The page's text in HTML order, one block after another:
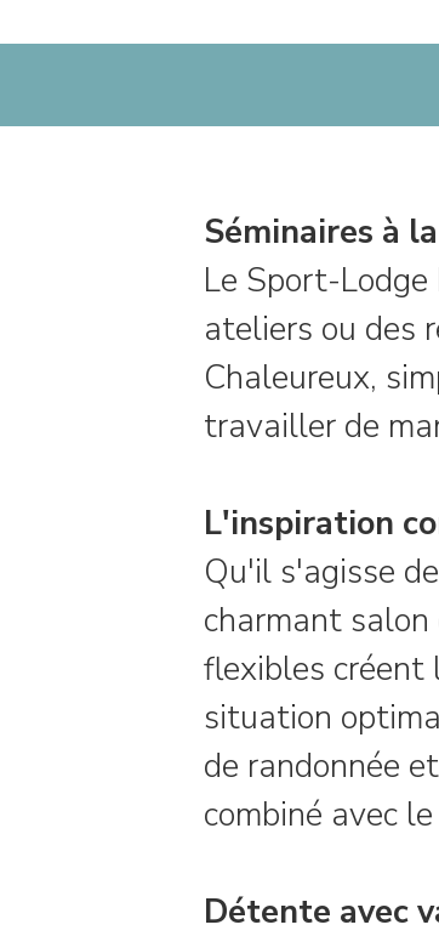
Séminaires à
Le Sport-
ateliers ou des
Chaleureux,
travailler de
L'inspiration
Qu'il s'agisse
charmant salon
flexibles créent
situation
de randonnée
combiné avec
Détente avec